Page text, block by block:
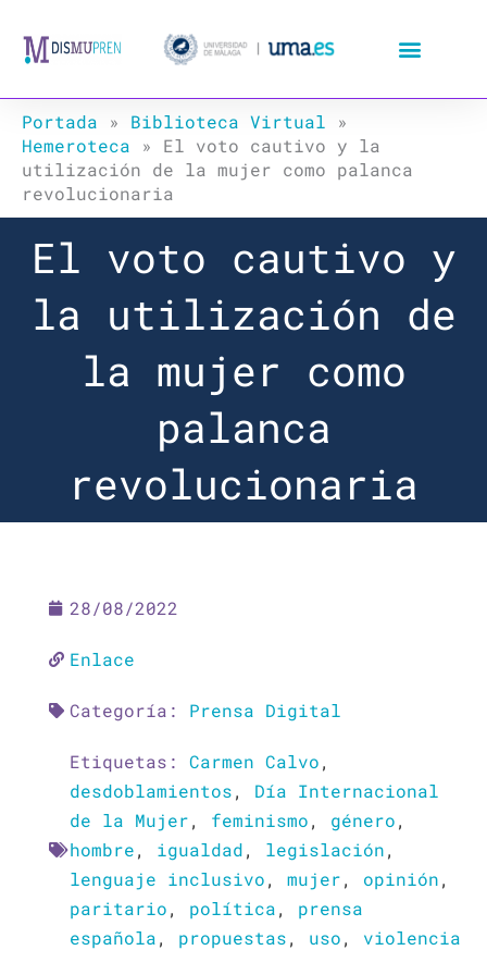
Portada » Biblioteca Virtual »
Hemeroteca » El voto cautivo y la
utilización de la mujer como palanca
revolucionaria
El voto cautivo y
la utilización de
la mujer como
palanca
revolucionaria
28/08/2022
Enlace
Categoría: Prensa Digital
Etiquetas: Carmen Calvo,
desdoblamientos, Día Internacional
de la Mujer, feminismo, género,
hombre, igualdad, legislación,
lenguaje inclusivo, mujer, opinión,
paritario, política, prensa
española, propuestas, uso, violencia